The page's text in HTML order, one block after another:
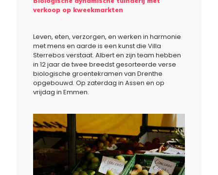
verkoop op kweekmarkten
Leven, eten, verzorgen, en werken in harmonie
met mens en aarde is een kunst die Villa
Sterrebos verstaat. Albert en zijn team hebben
in 12 jaar de twee breedst gesorteerde verse
biologische groentekramen van Drenthe
opgebouwd. Op zaterdag in Assen en op
vrijdag in Emmen.